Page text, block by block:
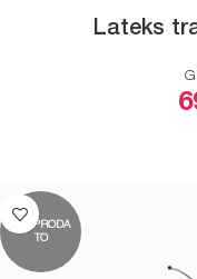
Lateks
RASPRODA
TO